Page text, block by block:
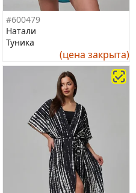
#600479
Натали
Туника
(цена закрыта)